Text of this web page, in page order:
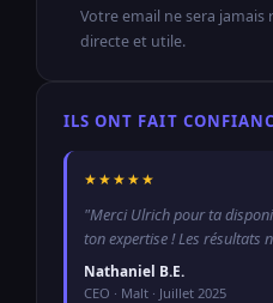
Votre email ne sera jamais
directe et utile.
ILS ONT FAIT
★★★★★
"Merci Ulrich pour ta
ton expertise ! Les résultats
Nathaniel B.E.
CEO · Malt · Juillet 2025